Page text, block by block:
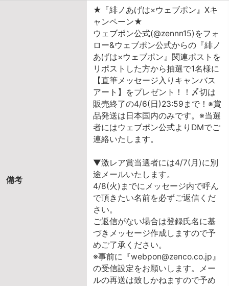
備考
★『緋ノあげは×ウェブポン』Xキ
ャンペーン★
ウェブポン公式(@zennn15)をフォ
ロー&ウェブポン公式からの『緋ノ
あげは×ウェブポン』関連ポストを
リポストした方から抽選で1名様に
【直筆メッセージ入りキャンバス
アート】をプレゼント！！〆切は
販売終了の4/6(日)23:59まで！※賞
品発送は日本国内のみです。※当選
者にはウェブポン公式よりDMでご
連絡いたします。
▼激レア賞当選者には4/7(月)に別
途メールいたします。
4/8(火)までにメッセージ内で呼ん
で頂きたい名前を必ずご返信くだ
さい。
ご返信がない場合は登録氏名に基
づきメッセージ作成しますので予
めご了承ください。
※事前に『webpon@zenco.co.jp』
の受信設定をお願いします。メー
ルの再送は致しかねますので予め